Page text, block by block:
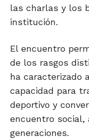
las charlas y los
institución.
El encuentro
de los rasgos
ha caracterizado
capacidad para
deportivo y
encuentro social,
generaciones.